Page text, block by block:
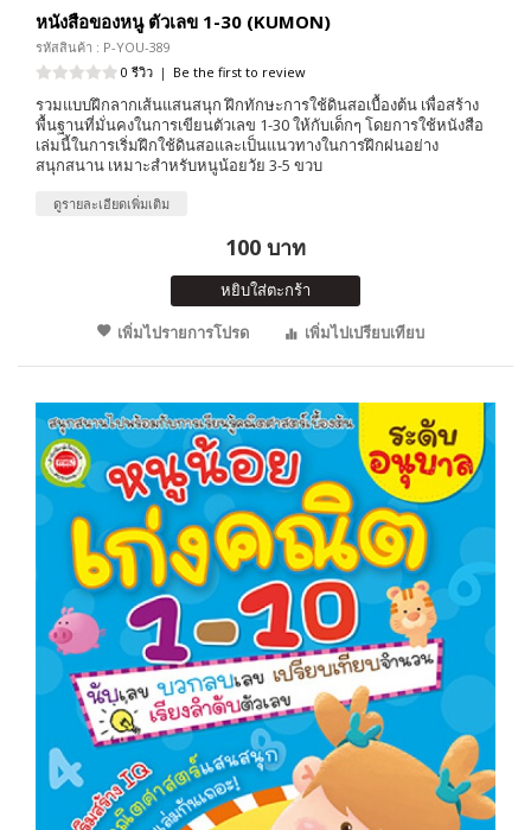
หนังสือของหนู ตัวเลข 1-30 (KUMON)
รหัสสินค้า : P-YOU-389
0 รีวิว | Be the first to review
รวมแบบฝึกลากเส้นแสนสนุก ฝึกทักษะการใช้ดินสอเบื้องต้น เพื่อสร้าง
พื้นฐานที่มั่นคงในการเขียนตัวเลข 1-30 ให้กับเด็กๆ โดยการใช้หนังสือ
เล่มนี้ในการเริ่มฝึกใช้ดินสอและเป็นแนวทางในการฝึกฝนอย่าง
สนุกสนาน เหมาะสำหรับหนูน้อยวัย 3-5 ขวบ
ดูรายละเอียดเพิ่มเติม
100 บาท
หยิบใส่ตะกร้า
เพิ่มไปรายการโปรด
เพิ่มไปเปรียบเทียบ